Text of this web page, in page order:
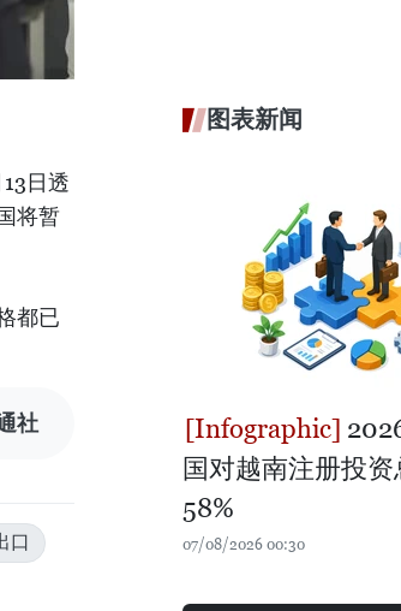
日透
将暂
都已
社
口
图表新闻
国对越南注册投资
58%
07/08/2026 00:30